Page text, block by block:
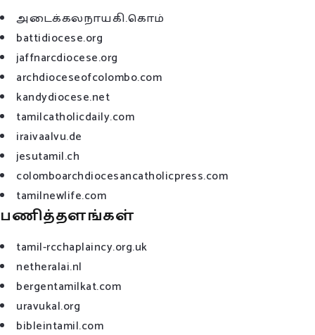
அடைக்கலநாயகி.கொம்
battidiocese.org
jaffnarcdiocese.org
archdioceseofcolombo.com
kandydiocese.net
tamilcatholicdaily.com
iraivaalvu.de
jesutamil.ch
colomboarchdiocesancatholicpress.com
tamilnewlife.com
பணித்தளங்கள்
tamil-rcchaplaincy.org.uk
netheralai.nl
bergentamilkat.com
uravukal.org
bibleintamil.com